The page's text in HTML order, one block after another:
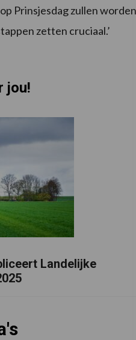
Prinsjesdag zullen
zetten cruciaal.’
jou!
Landelijke